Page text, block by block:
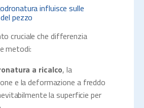
influisce sulle
pezzo
cruciale che differenzia
metodi:
a ricalco, la
e la deformazione a freddo
la superficie per